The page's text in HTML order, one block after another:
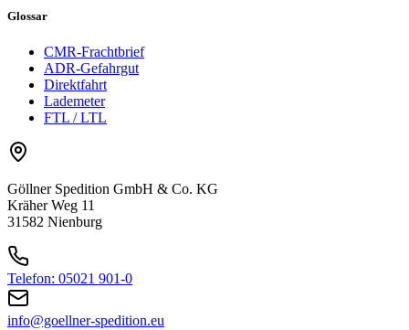
Glossar
CMR-Frachtbrief
ADR-Gefahrgut
Direktfahrt
Lademeter
FTL / LTL
Göllner Spedition GmbH & Co. KG
Kräher Weg 11
31582 Nienburg
Telefon: 05021 901-0
info@goellner-spedition.eu